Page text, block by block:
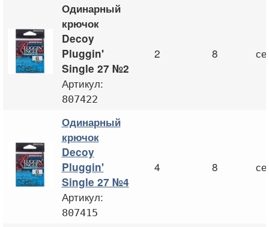
Одинарный
крючок
Decoy
Pluggin'
Single 27 №2
Артикул:
807422
2 8
Одинарный
крючок
Decoy
Pluggin'
Single 27 №4
Артикул:
807415
4 8